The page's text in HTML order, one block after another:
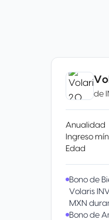
de
Anualidad
Ingreso
Edad
Bono de
Volaris
MXN
Bono de